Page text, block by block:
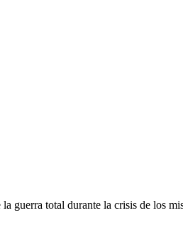
guerra total durante la crisis de los